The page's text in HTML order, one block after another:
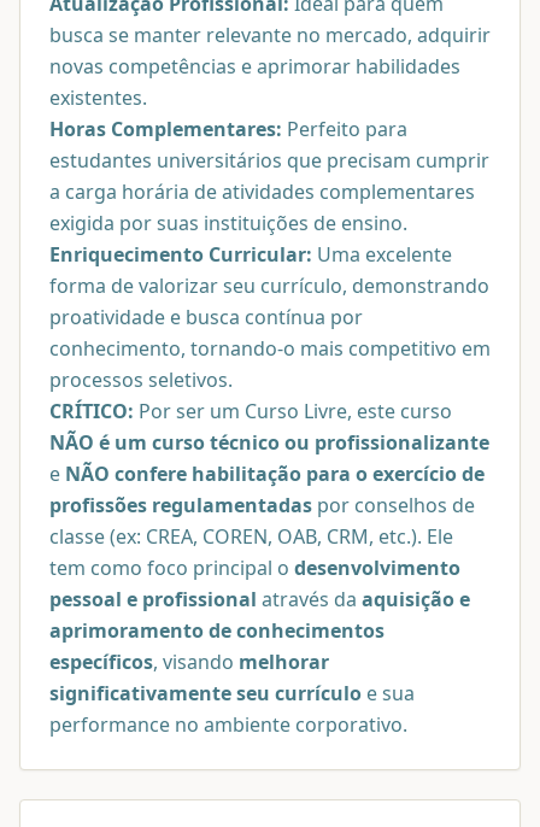
busca se manter relevante no mercado, adquirir
novas competências e aprimorar habilidades
existentes.
Horas Complementares: Perfeito para
estudantes universitários que precisam cumprir
a carga horária de atividades complementares
exigida por suas instituições de ensino.
Enriquecimento Curricular: Uma excelente
forma de valorizar seu currículo, demonstrando
proatividade e busca contínua por
conhecimento, tornando-o mais competitivo em
processos seletivos.
CRÍTICO: Por ser um Curso Livre, este curso
NÃO é um curso técnico ou profissionalizante
e NÃO confere habilitação para o exercício de
profissões regulamentadas por conselhos de
classe (ex: CREA, COREN, OAB, CRM, etc.). Ele
tem como foco principal o desenvolvimento
pessoal e profissional através da aquisição e
aprimoramento de conhecimentos
específicos, visando melhorar
significativamente seu currículo e sua
performance no ambiente corporativo.